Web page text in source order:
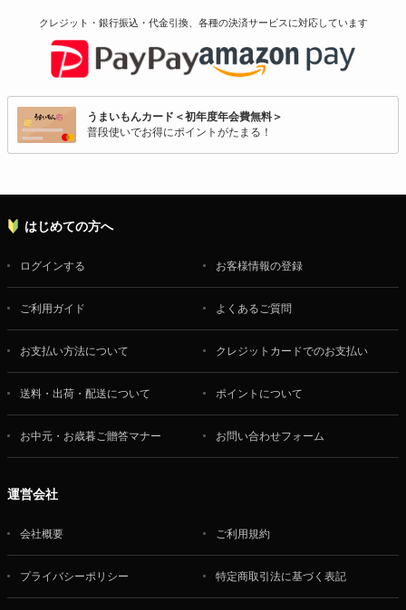
クレジット・銀行振込・代金引換、各種の決済サービスに対応しています
うまいもんカード＜初年度年会費無料＞
普段使いでお得にポイントがたまる！
はじめての方へ
ログインする お客様情報の登録
ご利用ガイド よくあるご質問
お支払い方法について クレジットカードでのお支払い
送料・出荷・配送について ポイントについて
お中元・お歳暮ご贈答マナー お問い合わせフォーム
運営会社
会社概要 ご利用規約
プライバシーポリシー 特定商取引法に基づく表記